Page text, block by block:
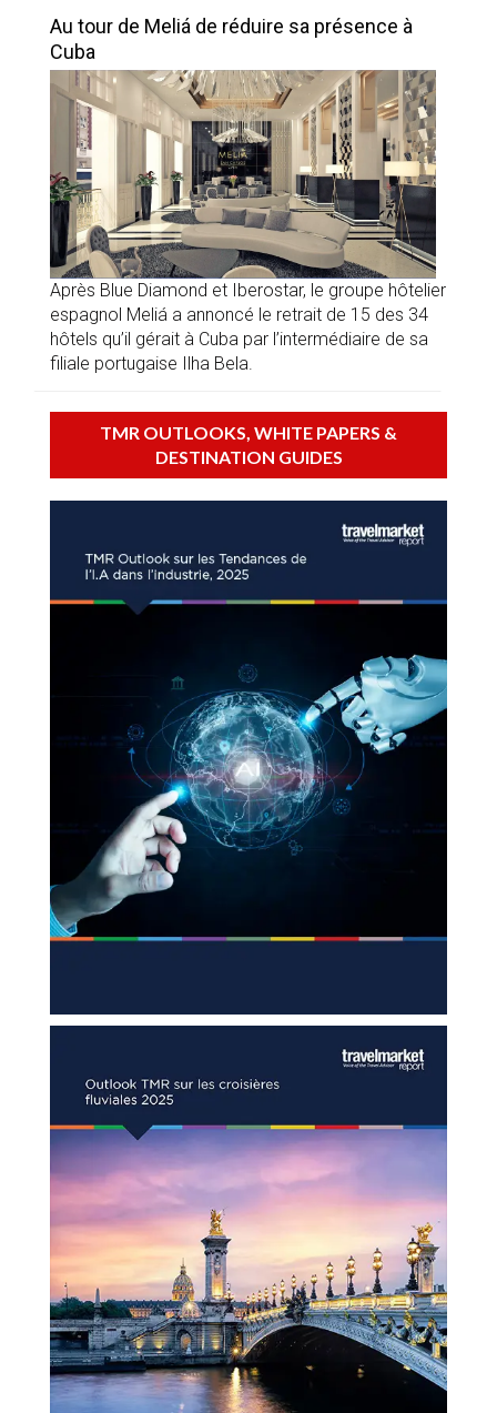
Au tour de Meliá de réduire sa présence à
Cuba
Après Blue Diamond et Iberostar, le groupe hôtelier
espagnol Meliá a annoncé le retrait de 15 des 34
hôtels qu’il gérait à Cuba par l’intermédiaire de sa
filiale portugaise Ilha Bela.
TMR OUTLOOKS, WHITE PAPERS &
DESTINATION GUIDES